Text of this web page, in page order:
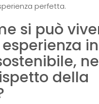
perfetta.
si può
in
della